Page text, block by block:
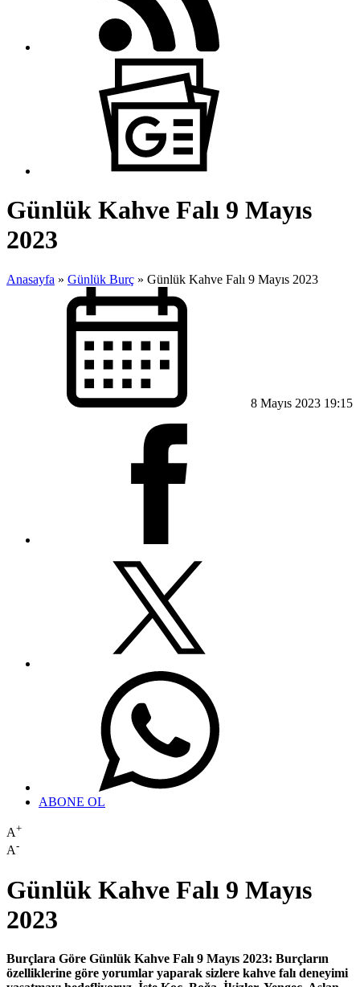
Günlük Kahve Falı 9 Mayıs
2023
Anasayfa » Günlük Burç » Günlük Kahve Falı 9 Mayıs 2023
8 Mayıs 2023 19:15
ABONE OL
A+
A-
Günlük Kahve Falı 9 Mayıs
2023
Burçlara Göre Günlük Kahve Falı 9 Mayıs 2023: Burçların
özelliklerine göre yorumlar yaparak sizlere kahve falı deneyimi